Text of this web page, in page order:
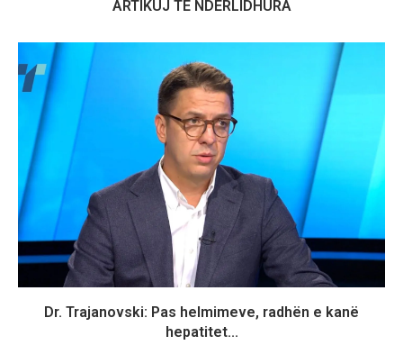
ARTIKUJ TË NDËRLIDHURA
Dr. Trajanovski: Pas helmimeve, radhën e kanë
hepatitet...